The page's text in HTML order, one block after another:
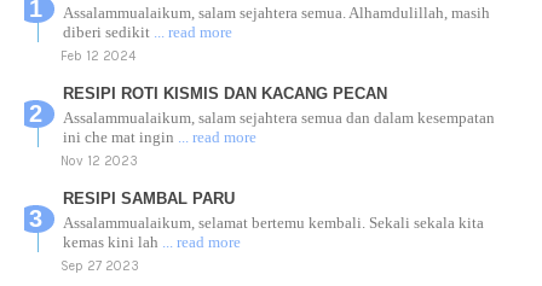
Assalammualaikum, salam sejahtera semua. Alhamdulillah, masih
diberi sedikit ... read more
Feb 12 2024
RESIPI ROTI KISMIS DAN KACANG PECAN
Assalammualaikum, salam sejahtera semua dan dalam kesempatan
ini che mat ingin ... read more
Nov 12 2023
RESIPI SAMBAL PARU
Assalammualaikum, selamat bertemu kembali. Sekali sekala kita
kemas kini lah ... read more
Sep 27 2023